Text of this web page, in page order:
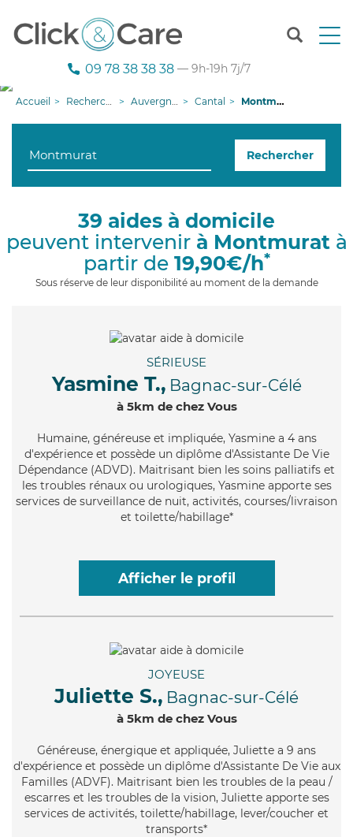
T
n
g
i
09 78 38 38 38 — 9h-19h 7j/7
Accueil Recherche aide à domicile Auvergne-Rhône-Alpes Cantal Montmurat
Rechercher
39 aides à domicile
peuvent intervenir à Montmuratà
partir de 19,90€/h*
Sous réserve de leur disponibilité au moment de la demande
SÉRIEUSE
Yasmine T., Bagnac-sur-Célé
à 5km de chez Vous
Humaine, généreuse et impliquée, Yasmine a 4 ans
d'expérience et possède un diplôme d'Assistante De Vie
Dépendance (ADVD). Maitrisant bien les soins palliatifs et
les troubles rénaux ou urologiques, Yasmine apporte ses
services de surveillance de nuit, activités, courses/livraison
et toilette/habillage*
Afficher le profil
JOYEUSE
Juliette S., Bagnac-sur-Célé
à 5km de chez Vous
Généreuse, énergique et appliquée, Juliette a 9 ans
d'expérience et possède un diplôme d'Assistante De Vie aux
Familles (ADVF). Maitrisant bien les troubles de la peau /
escarres et les troubles de la vision, Juliette apporte ses
services de activités, toilette/habillage, lever/coucher et
transports*